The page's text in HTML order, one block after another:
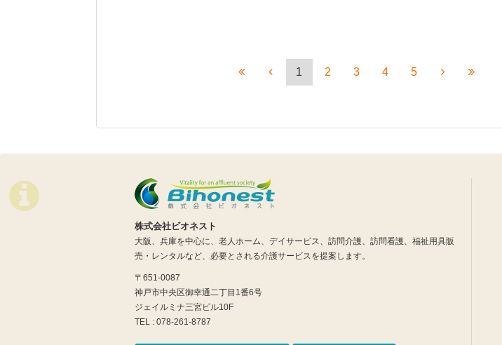
1 2 3 4 5
株式会社ビオネスト
大阪、兵庫を中心に、老人ホーム、デイサービス、訪問介護、訪問看護、福祉用具販
売・レンタルなど、必要とされる介護サービスを提案します。
〒651-0087
神戸市中央区御幸通二丁目1番6号
ジェイルミナ三宮ビル10F
TEL : 078-261-8787